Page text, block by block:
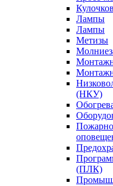
Лампы
Лампы
Метизы
(НКУ)
(ПЛК)